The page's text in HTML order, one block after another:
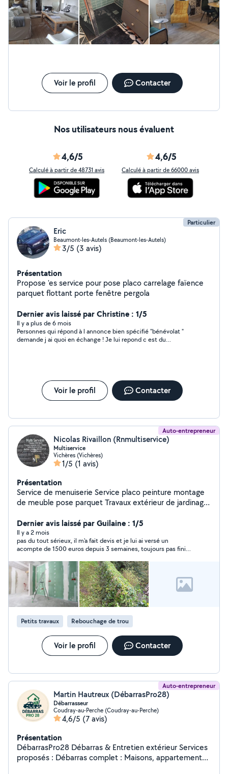
Voir le profil Contacter
Nos utilisateurs nous évaluent
4,6/5
Calculé à partir de 48731 avis
4,6/5
Calculé à partir de 66000 avis
Particulier
Eric
Beaumont-les-Autels (Beaumont-les-Autels)
3/5 (3 avis)
Présentation
Propose 'es service pour pose placo carrelage faïence
parquet flottant porte fenêtre pergola
Dernier avis laissé par Christine : 1/5
Il y a plus de 6 mois
Personnes qui répond à l annonce bien spécifié "bénévolat "
demande j ai quoi en échange ! Je lui repond c est du
Voir le profil Contacter
Auto-entrepreneur
Nicolas Rivaillon (Rnmultiservice)
Multiservice
Vichères (Vichères)
1/5 (1 avis)
Présentation
Service de menuiserie Service placo peinture montage
de meuble pose parquet Travaux extérieur de jardinage
ect
Dernier avis laissé par Guilaine : 1/5
Il y a 2 mois
pas du tout sérieux, il m'a fait devis et je lui ai versé un
acompte de 1500 euros depuis 3 semaines, toujours pas fini
rapidement
Petits travaux Rebouchage de trou
Voir le profil Contacter
Auto-entrepreneur
Martin Hautreux (DébarrasPro28)
Débarrasseur
Coudray-au-Perche (Coudray-au-Perche)
4,6/5 (7 avis)
Présentation
DébarrasPro28 Débarras & Entretien extérieur Services
proposés : Débarras complet : Maisons, appartements